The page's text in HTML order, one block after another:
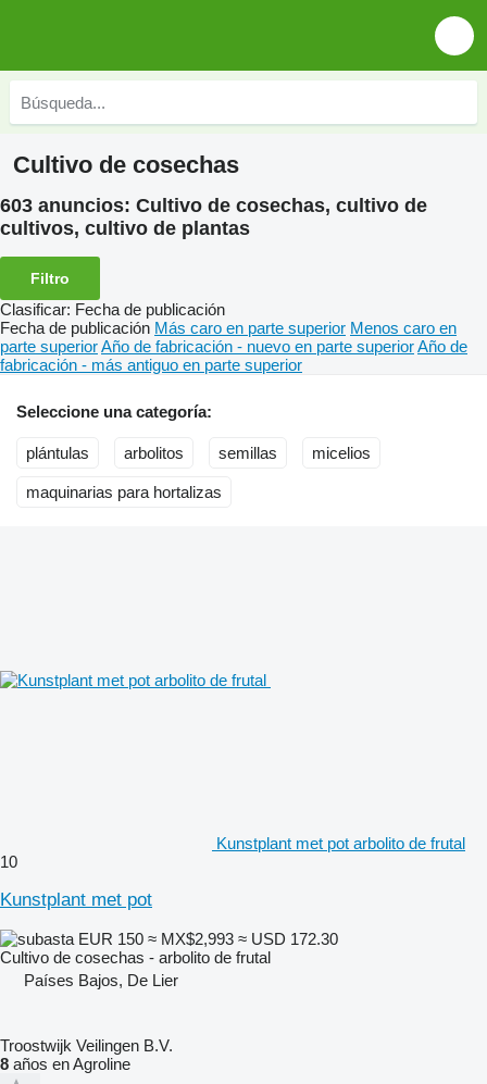
Cultivo de cosechas
603 anuncios: Cultivo de cosechas, cultivo de
cultivos, cultivo de plantas
Filtro
Clasificar: Fecha de publicación
Fecha de publicación Más caro en parte superior Menos caro en
parte superiorAño de fabricación - nuevo en parte superiorAño de
fabricación - más antiguo en parte superior
Seleccione una categoría:
plántulas arbolitos semillas micelios
maquinarias para hortalizas
Kunstplant met pot arbolito de frutal
10
Kunstplant met pot
EUR 150 ≈ MX$2,993 ≈ USD 172.30
Cultivo de cosechas - arbolito de frutal
Países Bajos, De Lier
Troostwijk Veilingen B.V.
8 años en Agroline